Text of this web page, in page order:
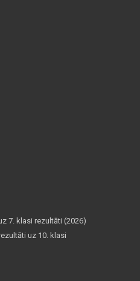
7. klasi rezultāti (2026)
uz 10. klasi